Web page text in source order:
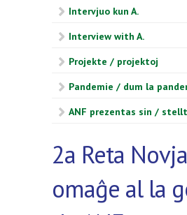
Intervjuo kun A.
Interview with A.
Projekte / projektoj
Pandemie / dum la
ANF prezentas sin /
2a Reta
omaĝe al la